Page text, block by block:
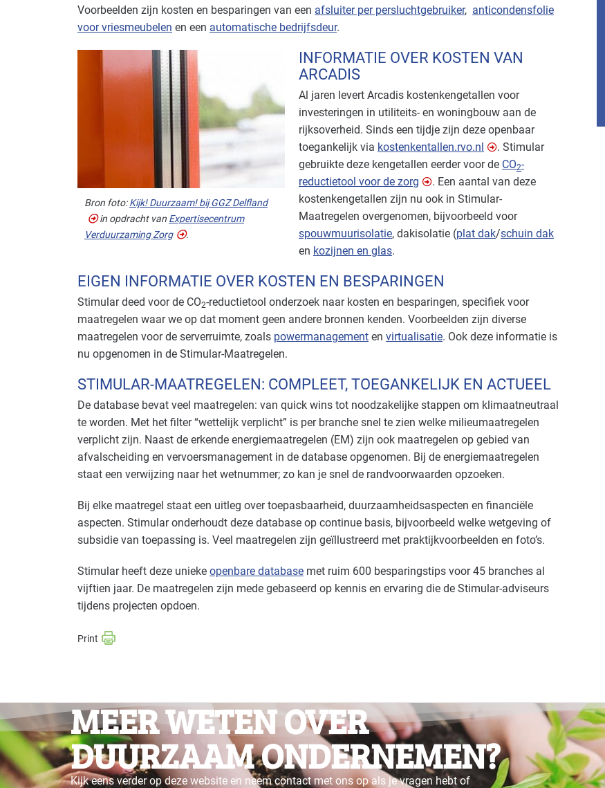
Voorbeelden zijn kosten en besparingen van een afsluiter per persluchtgebruiker, anticondensfolie
voor vriesmeubelen en een automatische bedrijfsdeur.
Bron foto:Kijk! Duurzaam! bij GGZ Delfland
in opdracht van Expertisecentrum
Verduurzaming Zorg
.
INFORMATIE OVER KOSTEN VAN
ARCADIS
Al jaren levert Arcadis kostenkengetallen voor
investeringen in utiliteits- en woningbouw aan de
rijksoverheid. Sinds een tijdje zijn deze openbaar
toegankelijk via kostenkentallen.rvo.nl
. Stimular
gebruikte deze kengetallen eerder voor de CO2-
reductietool voor de zorg
. Een aantal van deze
kostenkengetallen zijn nu ook in Stimular-
Maatregelen overgenomen, bijvoorbeeld voor
spouwmuurisolatie, dakisolatie (plat dak/schuin dak
en kozijnen en glas.
EIGEN INFORMATIE OVER KOSTEN EN BESPARINGEN
Stimular deed voor de CO2-reductietool onderzoek naar kosten en besparingen, specifiek voor
maatregelen waar we op dat moment geen andere bronnen kenden. Voorbeelden zijn diverse
maatregelen voor de serverruimte, zoals powermanagement en virtualisatie. Ook deze informatie is
nu opgenomen in de Stimular-Maatregelen.
STIMULAR-MAATREGELEN: COMPLEET, TOEGANKELIJK EN ACTUEEL
De database bevat veel maatregelen: van quick wins tot noodzakelijke stappen om klimaatneutraal
te worden. Met het filter “wettelijk verplicht” is per branche snel te zien welke milieumaatregelen
verplicht zijn. Naast de erkende energiemaatregelen (EM) zijn ook maatregelen op gebied van
afvalscheiding en vervoersmanagement in de database opgenomen. Bij de energiemaatregelen
staat een verwijzing naar het wetnummer; zo kan je snel de randvoorwaarden opzoeken.
Bij elke maatregel staat een uitleg over toepasbaarheid, duurzaamheidsaspecten en financiële
aspecten. Stimular onderhoudt deze database op continue basis, bijvoorbeeld welke wetgeving of
subsidie van toepassing is. Veel maatregelen zijn geïllustreerd met praktijkvoorbeelden en foto’s.
Stimular heeft deze unieke openbare database met ruim 600 besparingstips voor 45 branches al
vijftien jaar. De maatregelen zijn mede gebaseerd op kennis en ervaring die de Stimular-adviseurs
tijdens projecten opdoen.
MEER WETEN OVER
DUURZAAM ONDERNEMEN?
Kijk eens verder op deze website en neem contact met ons op als je vragen hebt of